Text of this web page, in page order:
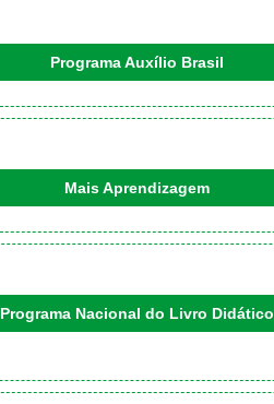
Programa Auxílio Brasil
Mais Aprendizagem
Programa Nacional do Livro Didático